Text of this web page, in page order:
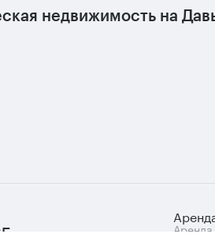
недвижимость на